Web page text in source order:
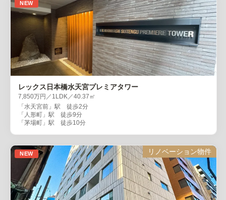
NEW
レックス日本橋水天宮プレミアタワー
7,850万円／1LDK／40.37㎡
「水天宮前」駅 徒歩2分
「人形町」駅 徒歩9分
「茅場町」駅 徒歩10分
NEW リノベーション物件